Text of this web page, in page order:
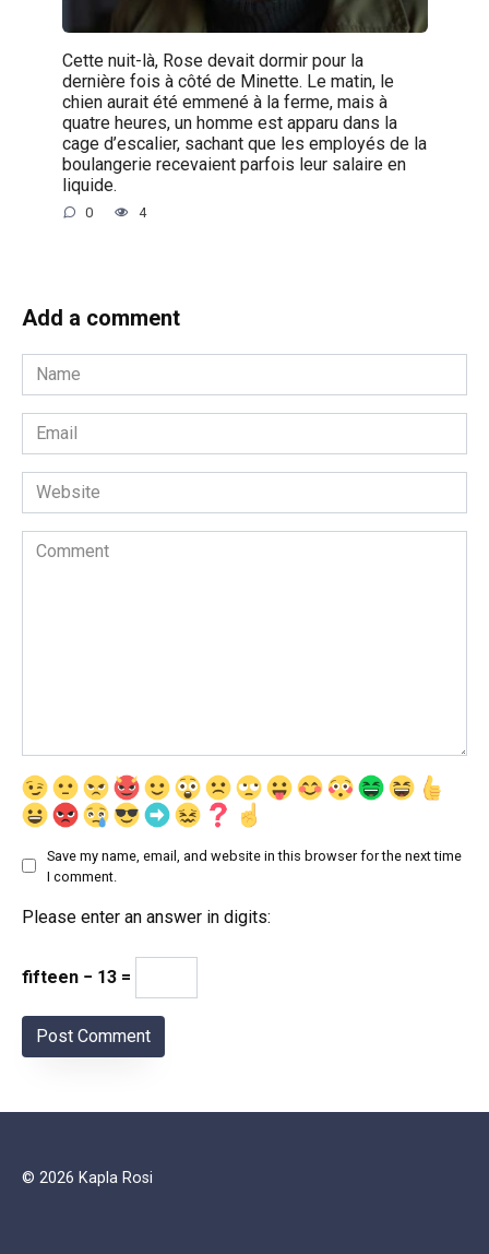
Cette nuit-là, Rose devait dormir pour la
dernière fois à côté de Minette. Le matin, le
chien aurait été emmené à la ferme, mais à
quatre heures, un homme est apparu dans la
cage d’escalier, sachant que les employés de la
boulangerie recevaient parfois leur salaire en
liquide.
0 4
Add a comment
Name
*
Email
*
Website
Comment
Save my name, email, and website in this browser for the next time
I comment.
Please enter an answer in digits:
fifteen − 13 =
© 2026 Kapla Rosi